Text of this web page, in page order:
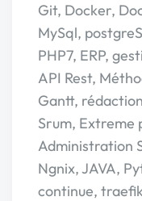
Git, Docker,
MySql,
PHP7, ERP,
API Rest,
Gantt,
Srum, Extreme
Administration
Ngnix, JAVA,
continue,